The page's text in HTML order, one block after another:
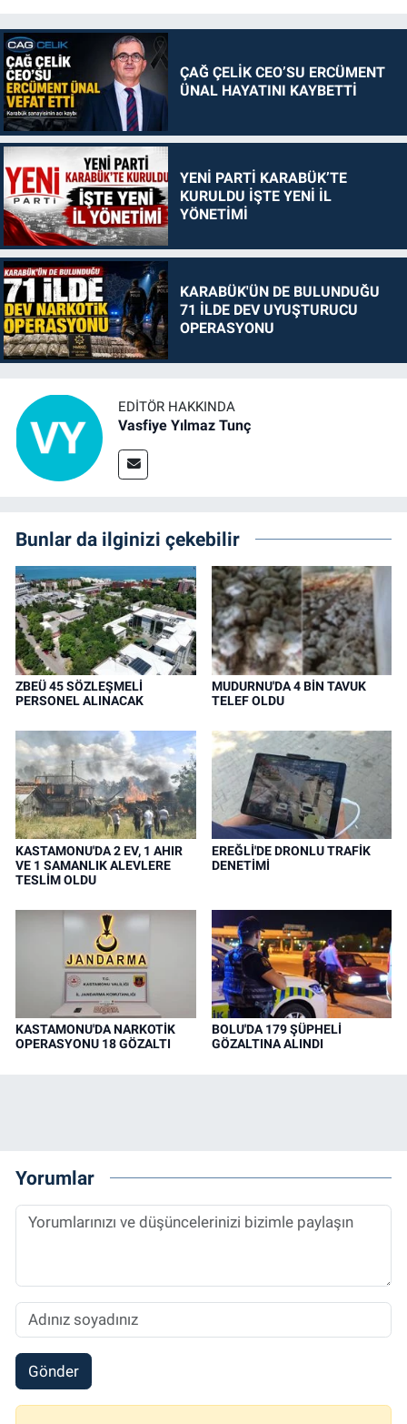
ÇAĞ ÇELİK CEO’SU ERCÜMENT
ÜNAL HAYATINI KAYBETTİ
YENİ PARTİ KARABÜK’TE
KURULDU İŞTE YENİ İL
YÖNETİMİ
KARABÜK'ÜN DE BULUNDUĞU
71 İLDE DEV UYUŞTURUCU
OPERASYONU
EDITÖR HAKKINDA
Vasfiye Yılmaz Tunç
Bunlar da ilginizi çekebilir
ZBEÜ 45 SÖZLEŞMELİ
PERSONEL ALINACAK
MUDURNU'DA 4 BİN TAVUK
TELEF OLDU
KASTAMONU'DA 2 EV, 1 AHIR
VE 1 SAMANLIK ALEVLERE
TESLİM OLDU
EREĞLİ'DE DRONLU TRAFİK
DENETİMİ
KASTAMONU'DA NARKOTİK
OPERASYONU 18 GÖZALTI
BOLU'DA 179 ŞÜPHELİ
GÖZALTINA ALINDI
Yorumlar
Gönder